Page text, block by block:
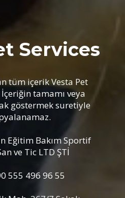
Services
tüm içerik Vesta Pet
tamamı veya
göstermek suretiyle
Eğitim Bakım Sportif
ve Tic LTD ŞTİ
555 496 96 55